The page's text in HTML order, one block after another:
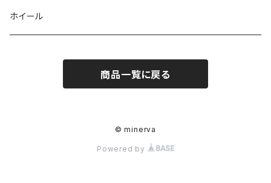
サイドステップ
フロントフラップスポイラー
ホイール
商品一覧に戻る
© minerva
Powered by